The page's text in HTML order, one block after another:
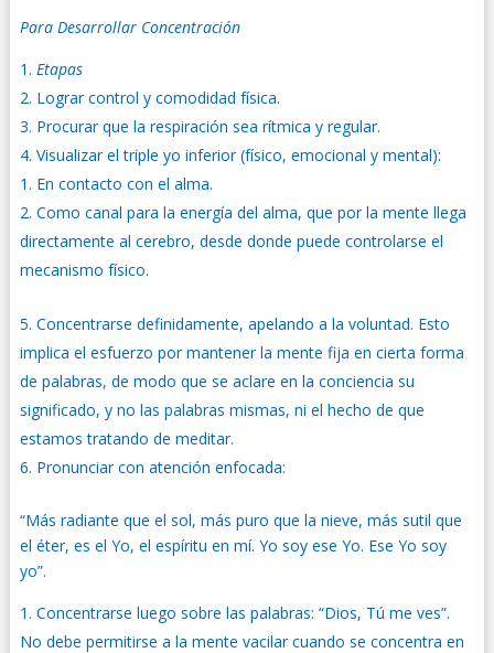
Para Desarrollar Concentración
Etapas
Lograr control y comodidad física.
Procurar que la respiración sea rítmica y regular.
Visualizar el triple yo inferior (físico, emocional y mental):
En contacto con el alma.
Como canal para la energía del alma, que por la mente llega
directamente al cerebro, desde donde puede controlarse el
mecanismo físico.
Concentrarse definidamente, apelando a la voluntad. Esto
implica el esfuerzo por mantener la mente fija en cierta forma
de palabras, de modo que se aclare en la conciencia su
significado, y no las palabras mismas, ni el hecho de que
estamos tratando de meditar.
Pronunciar con atención enfocada:
“Más radiante que el sol, más puro que la nieve, más sutil que
el éter, es el Yo, el espíritu en mí. Yo soy ese Yo. Ese Yo soy
yo”.
Concentrarse luego sobre las palabras: “Dios, Tú me ves”.
No debe permitirse a la mente vacilar cuando se concentra en